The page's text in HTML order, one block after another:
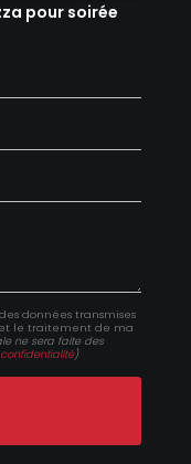
pour soirée
données transmises
le traitement de ma
ne sera faite des
)